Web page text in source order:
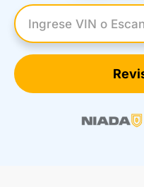
Introduzca el VIN